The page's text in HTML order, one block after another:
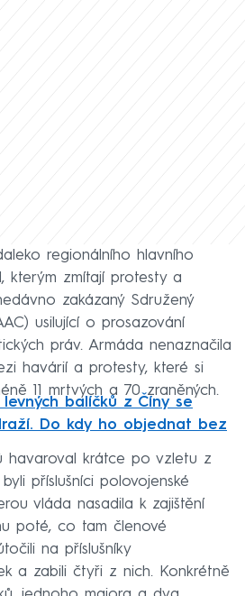
regionálního hlavního
kterým zmítají protesty a
zakázaný Sdružený
usilující o prosazování
práv. Armáda nenaznačila
havárií a protesty, které si
11 mrtvých a 70 zraněných.
levných balíčků z Číny se
Do kdy ho objednat bez
havaroval krátce po vzletu z
příslušníci polovojenské
vláda nasadila k zajištění
poté, co tam členové
na příslušníky
a zabili čtyři z nich. Konkrétně